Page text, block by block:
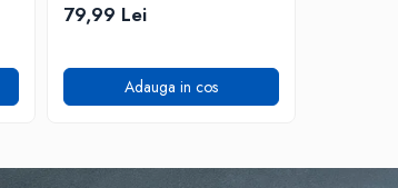
79,99 Lei
Adauga in cos